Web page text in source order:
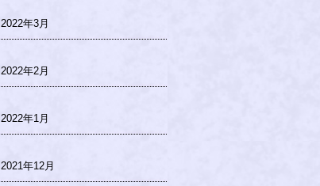
2022年3月
2022年2月
2022年1月
2021年12月